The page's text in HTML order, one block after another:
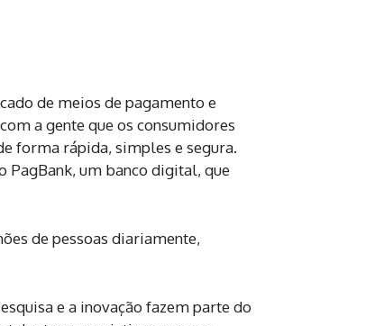
de meios de pagamento e
a gente que os consumidores
forma rápida, simples e segura.
PagBank, um banco digital, que
de pessoas diariamente,
e a inovação fazem parte do